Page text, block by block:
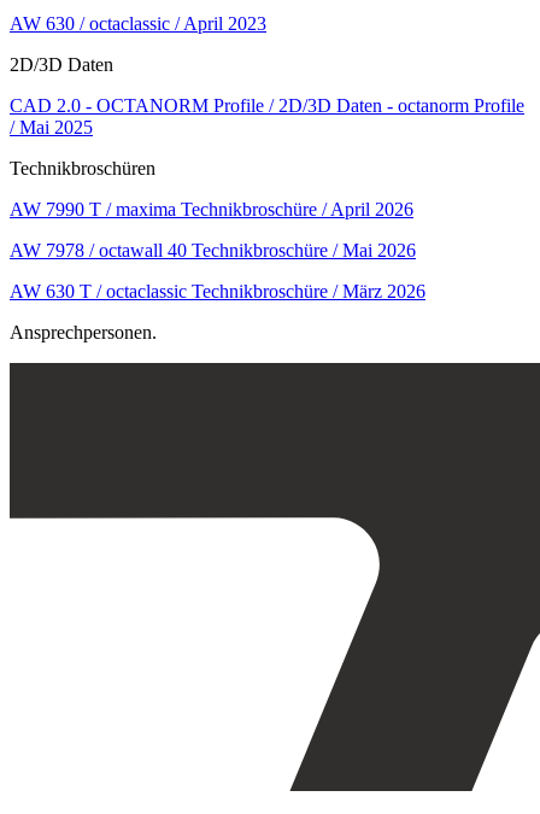
AW 630 / octaclassic / April 2023
2D/3D Daten
CAD 2.0 - OCTANORM Profile / 2D/3D Daten - octanorm Profile
/ Mai 2025
Technikbroschüren
AW 7990 T / maxima Technikbroschüre / April 2026
AW 7978 / octawall 40 Technikbroschüre / Mai 2026
AW 630 T / octaclassic Technikbroschüre / März 2026
Ansprechpersonen.